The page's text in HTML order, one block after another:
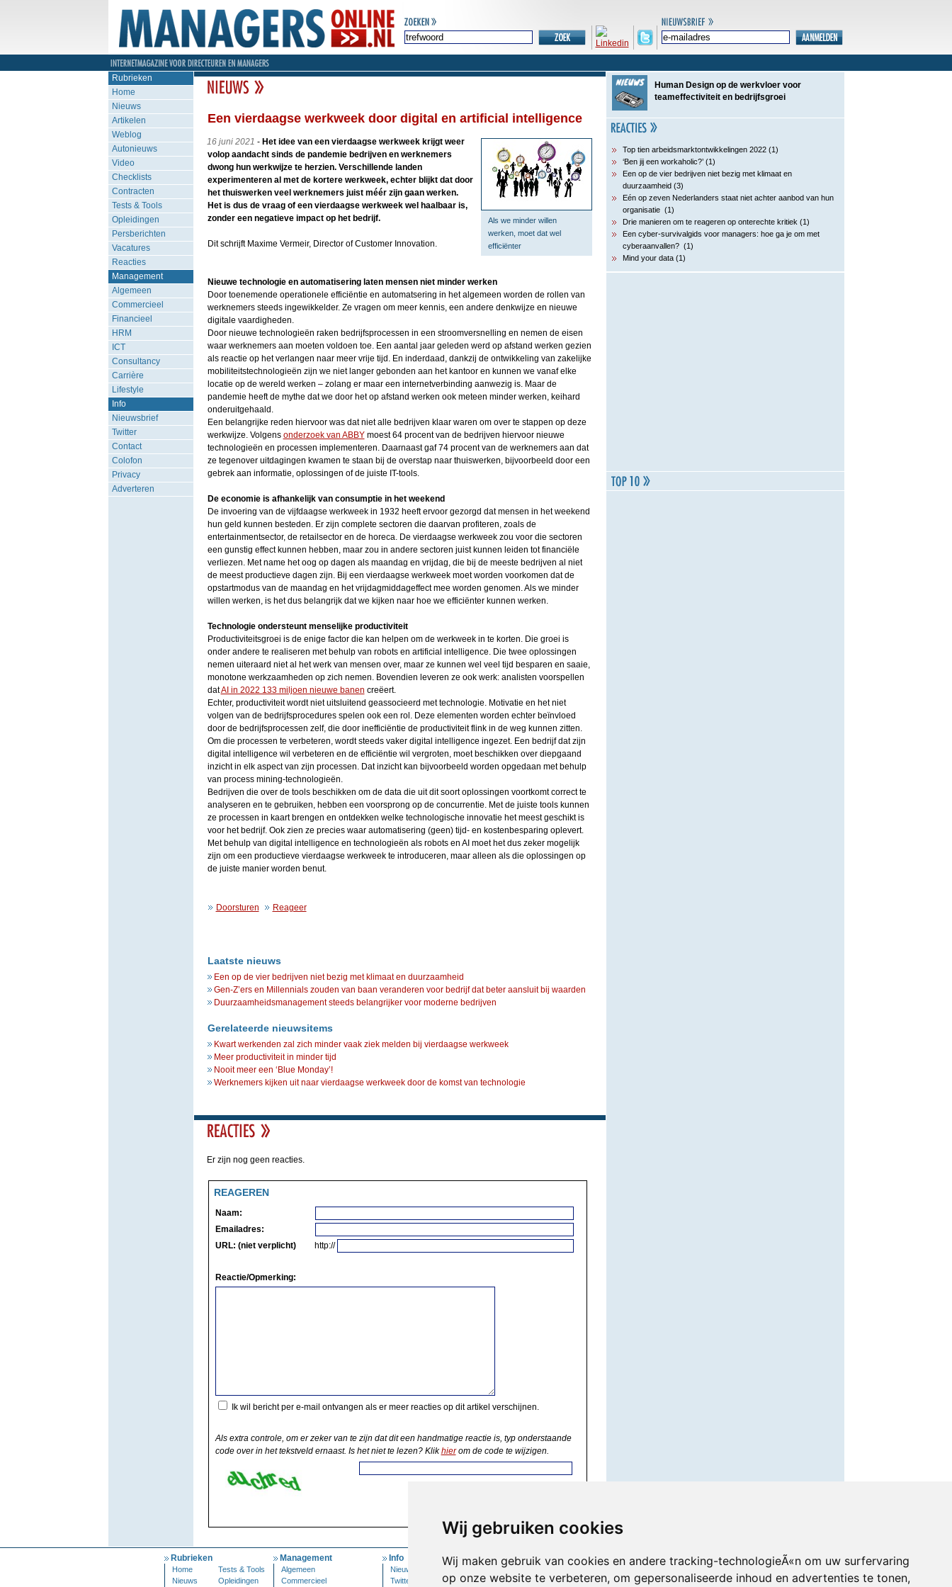
Wij gebruiken cookies
Wij maken gebruik van cookies en andere tracking-technologieÃ«n om uw surfervaring
op onze website te verbeteren, om gepersonaliseerde inhoud en advertenties te tonen,
Rubrieken
Home
Nieuws
Artikelen
Weblog
Autonieuws
Video
Checklists
Contracten
Tests & Tools
Opleidingen
Persberichten
Vacatures
Reacties
Management
Algemeen
Commercieel
Financieel
HRM
ICT
Consultancy
Carrière
Lifestyle
Info
Nieuwsbrief
Twitter
Contact
Colofon
Privacy
Adverteren
Een vierdaagse werkweek door digital en artificial intelligence
Als we minder willen
werken, moet dat wel
efficiënter
16 juni 2021 - Het idee van een vierdaagse werkweek krijgt weer
volop aandacht sinds de pandemie bedrijven en werknemers
dwong hun werkwijze te herzien. Verschillende landen
experimenteren al met de kortere werkweek, echter blijkt dat door
het thuiswerken veel werknemers juist méér zijn gaan werken.
Het is dus de vraag of een vierdaagse werkweek wel haalbaar is,
zonder een negatieve impact op het bedrijf.
Dit schrijft Maxime Vermeir, Director of Customer Innovation.
Nieuwe technologie en automatisering laten mensen niet minder werken
Door toenemende operationele efficiëntie en automatsering in het algemeen worden de rollen van
werknemers steeds ingewikkelder. Ze vragen om meer kennis, een andere denkwijze en nieuwe
digitale vaardigheden.
Door nieuwe technologieën raken bedrijfsprocessen in een stroomversnelling en nemen de eisen
waar werknemers aan moeten voldoen toe. Een aantal jaar geleden werd op afstand werken gezien
als reactie op het verlangen naar meer vrije tijd. En inderdaad, dankzij de ontwikkeling van zakelijke
mobiliteitstechnologieën zijn we niet langer gebonden aan het kantoor en kunnen we vanaf elke
locatie op de wereld werken – zolang er maar een internetverbinding aanwezig is. Maar de
pandemie heeft de mythe dat we door het op afstand werken ook meteen minder werken, keihard
onderuitgehaald.
Een belangrijke reden hiervoor was dat niet alle bedrijven klaar waren om over te stappen op deze
werkwijze. Volgens onderzoek van ABBYmoest 64 procent van de bedrijven hiervoor nieuwe
technologieën en processen implementeren. Daarnaast gaf 74 procent van de werknemers aan dat
ze tegenover uitdagingen kwamen te staan bij de overstap naar thuiswerken, bijvoorbeeld door een
gebrek aan informatie, oplossingen of de juiste IT-tools.
De economie is afhankelijk van consumptie in het weekend
De invoering van de vijfdaagse werkweek in 1932 heeft ervoor gezorgd dat mensen in het weekend
hun geld kunnen besteden. Er zijn complete sectoren die daarvan profiteren, zoals de
entertainmentsector, de retailsector en de horeca. De vierdaagse werkweek zou voor die sectoren
een gunstig effect kunnen hebben, maar zou in andere sectoren juist kunnen leiden tot financiële
verliezen. Met name het oog op dagen als maandag en vrijdag, die bij de meeste bedrijven al niet
de meest productieve dagen zijn. Bij een vierdaagse werkweek moet worden voorkomen dat de
opstartmodus van de maandag en het vrijdagmiddageffect mee worden genomen. Als we minder
willen werken, is het dus belangrijk dat we kijken naar hoe we efficiënter kunnen werken.
Technologie ondersteunt menselijke productiviteit
Productiviteitsgroei is de enige factor die kan helpen om de werkweek in te korten. Die groei is
onder andere te realiseren met behulp van robots en artificial intelligence. Die twee oplossingen
nemen uiteraard niet al het werk van mensen over, maar ze kunnen wel veel tijd besparen en saaie,
monotone werkzaamheden op zich nemen. Bovendien leveren ze ook werk: analisten voorspellen
datAI in 2022 133 miljoen nieuwe banen creëert.
Echter, productiviteit wordt niet uitsluitend geassocieerd met technologie. Motivatie en het niet
volgen van de bedrijfsprocedures spelen ook een rol. Deze elementen worden echter beïnvloed
door de bedrijfsprocessen zelf, die door inefficiëntie de productiviteit flink in de weg kunnen zitten.
Om die processen te verbeteren, wordt steeds vaker digital intelligence ingezet. Een bedrijf dat zijn
digital intelligence wil verbeteren en de efficiëntie wil vergroten, moet beschikken over diepgaand
inzicht in elk aspect van zijn processen. Dat inzicht kan bijvoorbeeld worden opgedaan met behulp
van process mining-technologieën.
Bedrijven die over de tools beschikken om de data die uit dit soort oplossingen voortkomt correct te
analyseren en te gebruiken, hebben een voorsprong op de concurrentie. Met de juiste tools kunnen
ze processen in kaart brengen en ontdekken welke technologische innovatie het meest geschikt is
voor het bedrijf. Ook zien ze precies waar automatisering (geen) tijd- en kostenbesparing oplevert.
Met behulp van digital intelligence en technologieën als robots en AI moet het dus zeker mogelijk
zijn om een productieve vierdaagse werkweek te introduceren, maar alleen als die oplossingen op
de juiste manier worden benut.
Doorsturen Reageer
Laatste nieuws
Een op de vier bedrijven niet bezig met klimaat en duurzaamheid
Gen-Z’ers en Millennials zouden van baan veranderen voor bedrijf dat beter aansluit bij waarden
Duurzaamheidsmanagement steeds belangrijker voor moderne bedrijven
Gerelateerde nieuwsitems
Kwart werkenden zal zich minder vaak ziek melden bij vierdaagse werkweek
Meer productiviteit in minder tijd
Nooit meer een ‘Blue Monday’!
Werknemers kijken uit naar vierdaagse werkweek door de komst van technologie
Er zijn nog geen reacties.
REAGEREN
Naam:
Emailadres:
URL: (niet verplicht)
http://
Reactie/Opmerking:
Ik wil bericht per e-mail ontvangen als er meer reacties op dit artikel verschijnen.
Als extra controle, om er zeker van te zijn dat dit een handmatige reactie is, typ onderstaande
code over in het tekstveld ernaast. Is het niet te lezen? Klikhierom de code te wijzigen.
Human Design op de werkvloer voor
teameffectiviteit en bedrijfsgroei
Top tien arbeidsmarktontwikkelingen 2022 (1)
‘Ben jij een workaholic?’ (1)
Een op de vier bedrijven niet bezig met klimaat en
duurzaamheid (3)
Eén op zeven Nederlanders staat niet achter aanbod van hun
organisatie (1)
Drie manieren om te reageren op onterechte kritiek (1)
Een cyber-survivalgids voor managers: hoe ga je om met
cyberaanvallen? (1)
Mind your data (1)
Rubrieken
Home
Tests & Tools
Nieuws
Opleidingen
Management
Algemeen
Commercieel
Info
Nieuwsbrief
Twitter
Mijn Account
Inloggen